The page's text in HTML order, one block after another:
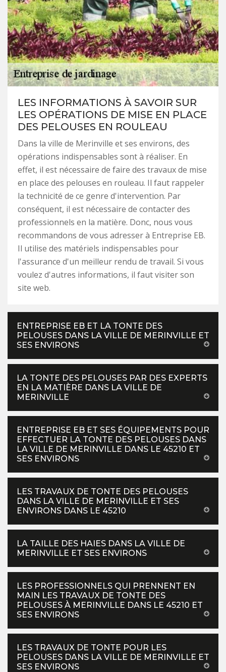
LES INFORMATIONS À SAVOIR SUR
LES OPÉRATIONS DE MISE EN PLACE
DES PELOUSES EN ROULEAU
Dans la ville de Merinville et ses environs, des
opérations indispensables sont à réaliser. En
effet, il est nécessaire de faire des travaux de mise
en place des pelouses en rouleau. Il faut rappeler
la technicité de ce genre d'intervention. Par
conséquent, il est nécessaire de contacter des
professionnels en la matière. Donc, nous vous
recommandons de vous adresser à Entreprise EB.
Il utilise des matériels indispensables pour
l'assurance d'un meilleur rendu de travail. Si vous
voulez d'autres informations, il faut visiter son
site web.
ENTREPRISE EB ET LA TONTE DES
PELOUSES DANS LA VILLE DE MERINVILLE ET
SES ENVIRONS
LA TONTE DES PELOUSES PAR DES EXPERTS
EN LA MATIÈRE DANS LA VILLE DE
MERINVILLE
ENTREPRISE EB ET SES ÉQUIPEMENTS POUR
EFFECTUER LA TONTE DES PELOUSES DANS
LA VILLE DE MERINVILLE DANS LE 45210 ET
SES ENVIRONS
LES TRAVAUX DE TONTE DES PELOUSES
DANS LA VILLE DE MERINVILLE ET SES
ENVIRONS DANS LE 45210
LA TAILLE DES HAIES DANS LA VILLE DE
MERINVILLE ET SES ENVIRONS
LES PROFESSIONNELS QUI PRENNENT EN
MAIN LES TRAVAUX DE TONTE DES
PELOUSES À MERINVILLE DANS LE 45210 ET
SES ENVIRONS
LES TRAVAUX DE TONTE POUR LES
PELOUSES DANS LA VILLE DE MERINVILLE ET
SES ENVIRONS